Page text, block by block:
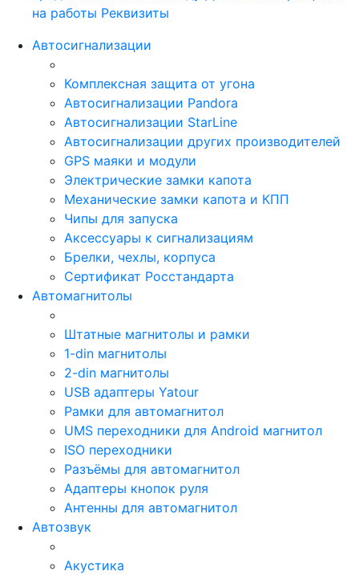
на работы Реквизиты
Автосигнализации
Комплексная защита от угона
Автосигнализации Pandora
Автосигнализации StarLine
Автосигнализации других производителей
GPS маяки и модули
Электрические замки капота
Механические замки капота и КПП
Чипы для запуска
Аксессуары к сигнализациям
Брелки, чехлы, корпуса
Сертификат Росстандарта
Автомагнитолы
Штатные магнитолы и рамки
1-din магнитолы
2-din магнитолы
USB адаптеры Yatour
Рамки для автомагнитол
UMS переходники для Android магнитол
ISO переходники
Разъёмы для автомагнитол
Адаптеры кнопок руля
Антенны для автомагнитол
Автозвук
Акустика